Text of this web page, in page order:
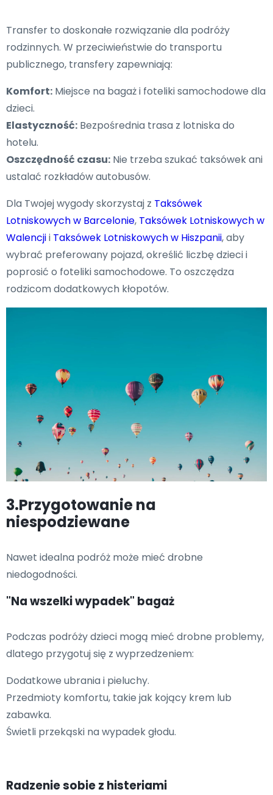
Transfer to doskonałe rozwiązanie dla podróży
rodzinnych. W przeciwieństwie do transportu
publicznego, transfery zapewniają:
Komfort: Miejsce na bagaż i foteliki samochodowe dla
dzieci.
Elastyczność: Bezpośrednia trasa z lotniska do
hotelu.
Oszczędność czasu: Nie trzeba szukać taksówek ani
ustalać rozkładów autobusów.
Dla Twojej wygody skorzystaj z Taksówek
Lotniskowych w Barcelonie, Taksówek Lotniskowych w
Walencjii Taksówek Lotniskowych w Hiszpanii, aby
wybrać preferowany pojazd, określić liczbę dzieci i
poprosić o foteliki samochodowe. To oszczędza
rodzicom dodatkowych kłopotów.
3.Przygotowanie na
niespodziewane
Nawet idealna podróż może mieć drobne
niedogodności.
"Na wszelki wypadek" bagaż
Podczas podróży dzieci mogą mieć drobne problemy,
dlatego przygotuj się z wyprzedzeniem:
Dodatkowe ubrania i pieluchy.
Przedmioty komfortu, takie jak kojący krem lub
zabawka.
Świetli przekąski na wypadek głodu.
Radzenie sobie z histeriami